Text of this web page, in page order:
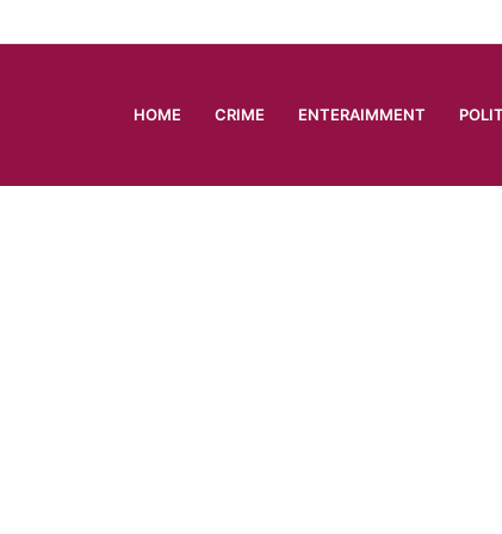
HOME CRIME ENTERAIMMENT